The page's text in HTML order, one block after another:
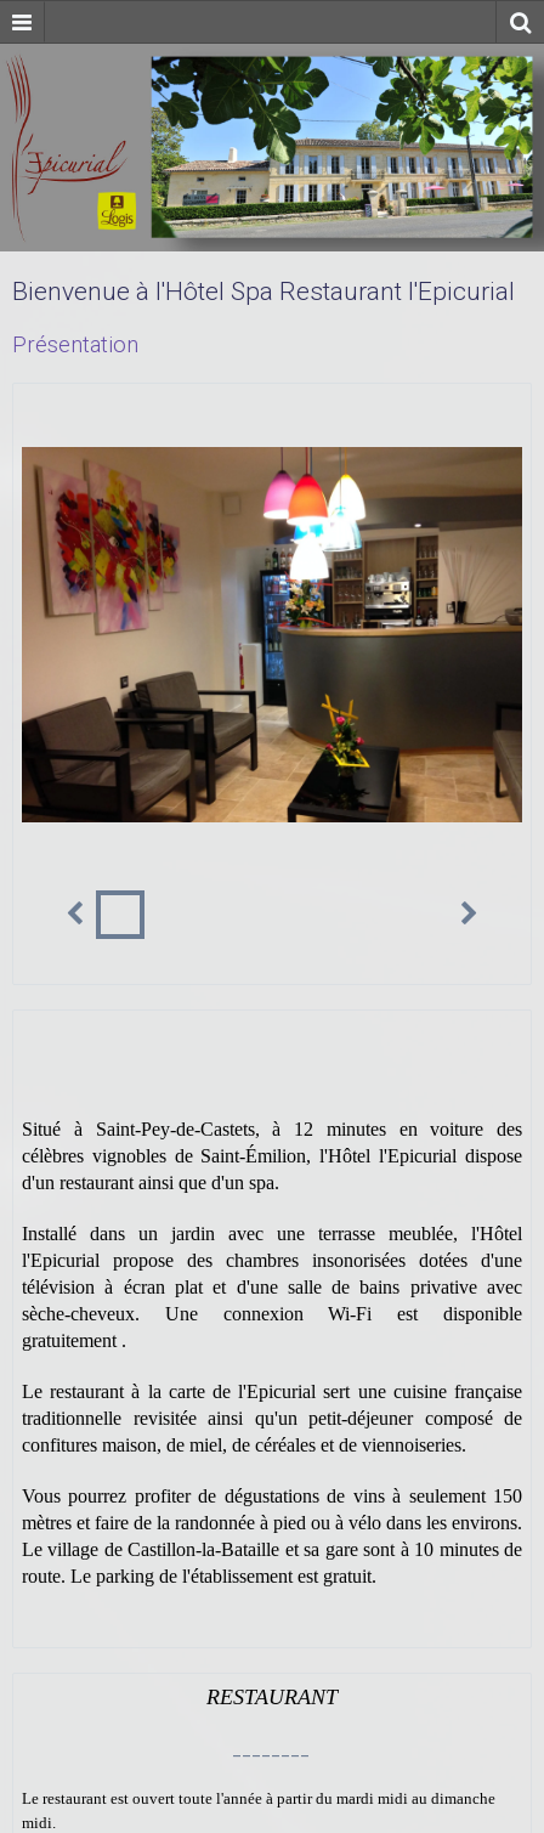
Bienvenue à l'Hôtel Spa Restaurant l'Epicurial
Présentation
Situé à Saint-Pey-de-Castets, à 12 minutes en voiture des
célèbres vignobles de Saint-Émilion, l'Hôtel l'Epicurial dispose
d'un restaurant ainsi que d'un spa.
Installé dans un jardin avec une terrasse meublée, l'Hôtel
l'Epicurial propose des chambres insonorisées dotées d'une
télévision à écran plat et d'une salle de bains privative avec
sèche-cheveux. Une connexion Wi-Fi est disponible
gratuitement .
Le restaurant à la carte de l'Epicurial sert une cuisine française
traditionnelle revisitée ainsi qu'un petit-déjeuner composé de
confitures maison, de miel, de céréales et de viennoiseries.
Vous pourrez profiter de dégustations de vins à seulement 150
mètres et faire de la randonnée à pied ou à vélo dans les environs.
Le village de Castillon-la-Bataille et sa gare sont à 10 minutes de
route. Le parking de l'établissement est gratuit.
RESTAURANT
Le restaurant est ouvert toute l'année à partir du mardi midi au dimanche
midi.